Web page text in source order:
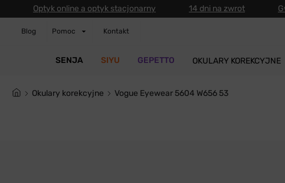
Optyk online a optyk stacjonarny 14 dni na zwrot
Blog Pomoc Kontakt
SENJA SIYU GEPETTO OKULARY KOREKCYJNE
Okulary korekcyjne Vogue Eyewear 5604 W656 53